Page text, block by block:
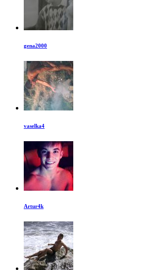
gena2000
vaselka4
Artur4k